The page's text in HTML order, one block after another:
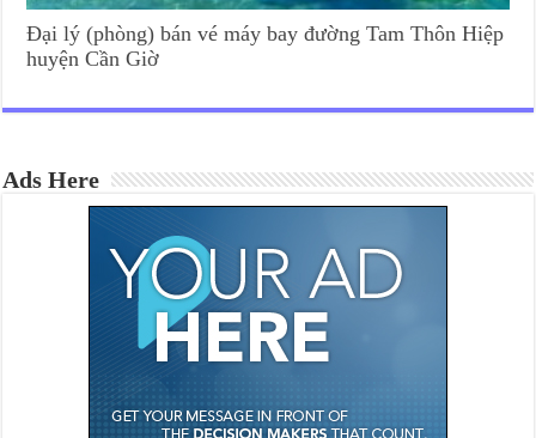
Đại lý (phòng) bán vé máy bay đường Tam Thôn Hiệp
huyện Cần Giờ
Ads Here